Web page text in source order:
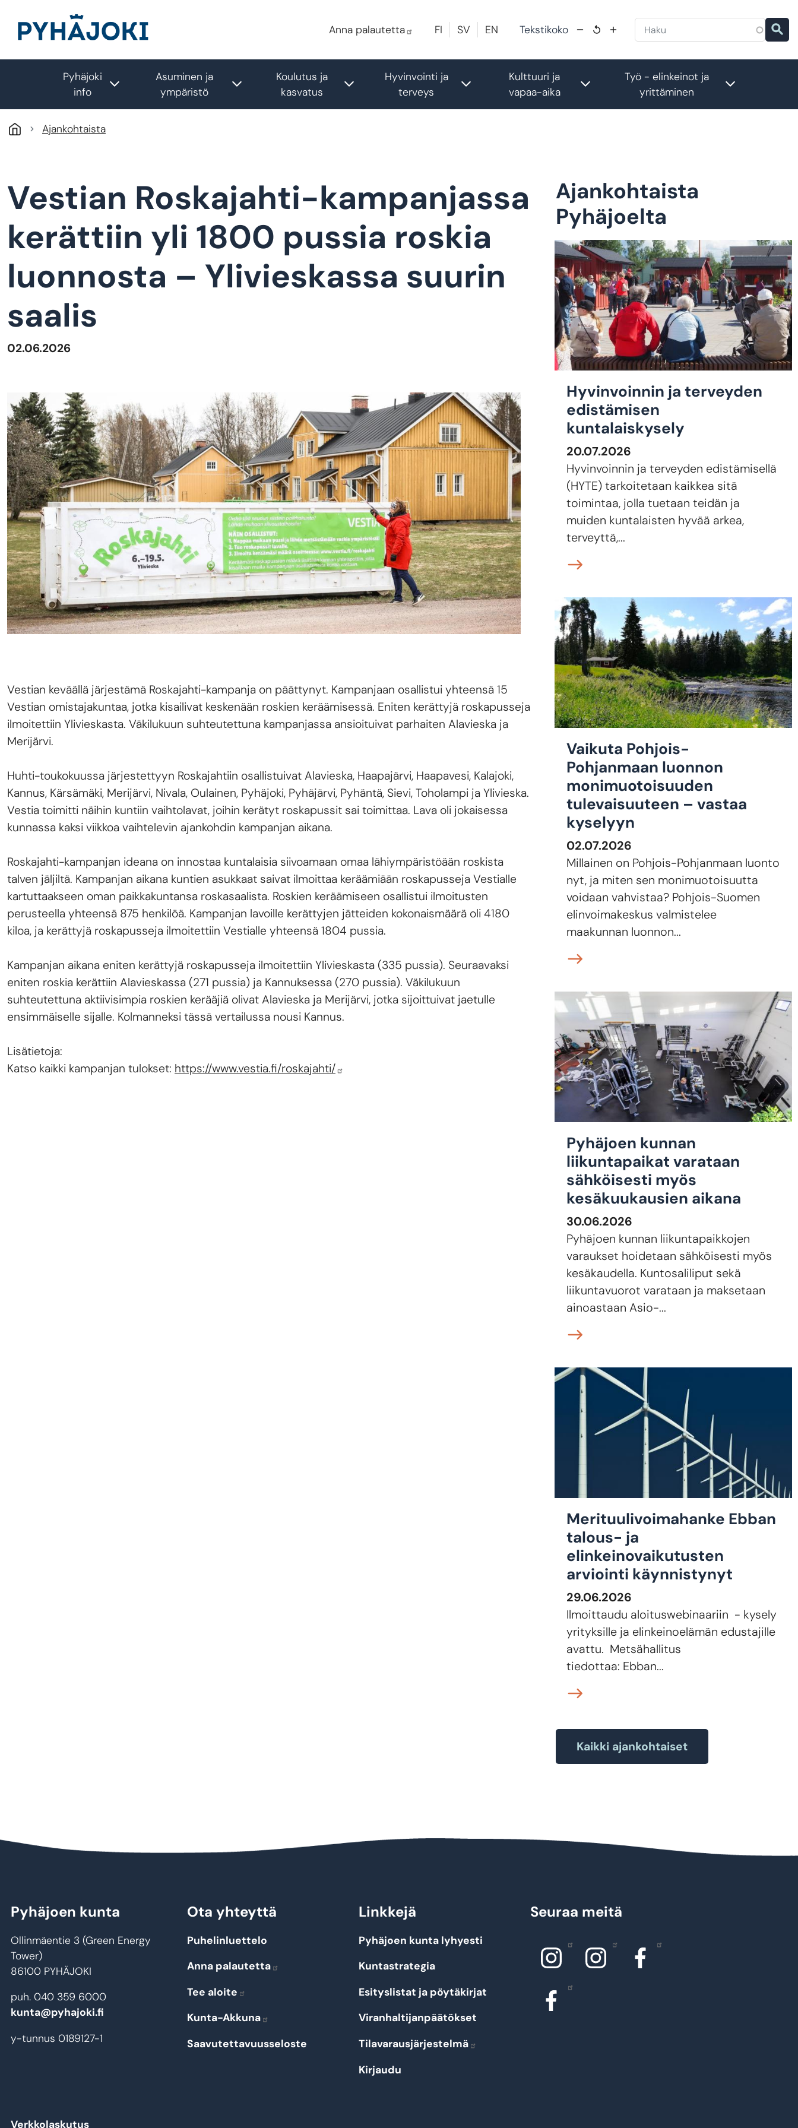
Anna palautetta
FI SV EN Tekstikoko
Pyhäjoki
info
Toggle submenu
Asuminen ja
ympäristö
Toggle submenu
Koulutus ja
kasvatus
Toggle submenu
Hyvinvointi ja
terveys
Toggle submenu
Kulttuuri ja
vapaa-aika
Toggle submenu
Työ - elinkeinot ja
yrittäminen
Ajankohtaista
Vestian Roskajahti-kampanjassa
kerättiin yli 1800 pussia roskia
luonnosta – Ylivieskassa suurin
saalis
02.06.2026
Vestian keväällä järjestämä Roskajahti-kampanja on päättynyt. Kampanjaan osallistui yhteensä 15
Vestian omistajakuntaa, jotka kisailivat keskenään roskien keräämisessä. Eniten kerättyjä roskapusseja
ilmoitettiin Ylivieskasta. Väkilukuun suhteutettuna kampanjassa ansioituivat parhaiten Alavieska ja
Merijärvi.
Huhti-toukokuussa järjestettyyn Roskajahtiin osallistuivat Alavieska, Haapajärvi, Haapavesi, Kalajoki,
Kannus, Kärsämäki, Merijärvi, Nivala, Oulainen, Pyhäjoki, Pyhäjärvi, Pyhäntä, Sievi, Toholampi ja Ylivieska.
Vestia toimitti näihin kuntiin vaihtolavat, joihin kerätyt roskapussit sai toimittaa. Lava oli jokaisessa
kunnassa kaksi viikkoa vaihtelevin ajankohdin kampanjan aikana.
Roskajahti-kampanjan ideana on innostaa kuntalaisia siivoamaan omaa lähiympäristöään roskista
talven jäljiltä. Kampanjan aikana kuntien asukkaat saivat ilmoittaa keräämiään roskapusseja Vestialle
kartuttaakseen oman paikkakuntansa roskasaalista. Roskien keräämiseen osallistui ilmoitusten
perusteella yhteensä 875 henkilöä. Kampanjan lavoille kerättyjen jätteiden kokonaismäärä oli 4180
kiloa, ja kerättyjä roskapusseja ilmoitettiin Vestialle yhteensä 1804 pussia.
Kampanjan aikana eniten kerättyjä roskapusseja ilmoitettiin Ylivieskasta (335 pussia). Seuraavaksi
eniten roskia kerättiin Alavieskassa (271 pussia) ja Kannuksessa (270 pussia). Väkilukuun
suhteutettuna aktiivisimpia roskien kerääjiä olivat Alavieska ja Merijärvi, jotka sijoittuivat jaetulle
ensimmäiselle sijalle. Kolmanneksi tässä vertailussa nousi Kannus.
Lisätietoja:
Katso kaikki kampanjan tulokset: https://www.vestia.fi/roskajahti/
Ajankohtaista
Pyhäjoelta
Hyvinvoinnin ja terveyden
edistämisen
kuntalaiskysely
20.07.2026
Hyvinvoinnin ja terveyden edistämisellä
(HYTE) tarkoitetaan kaikkea sitä
toimintaa, jolla tuetaan teidän ja
muiden kuntalaisten hyvää arkea,
terveyttä,...
Vaikuta Pohjois-
Pohjanmaan luonnon
monimuotoisuuden
tulevaisuuteen – vastaa
kyselyyn
02.07.2026
Millainen on Pohjois-Pohjanmaan luonto
nyt, ja miten sen monimuotoisuutta
voidaan vahvistaa? Pohjois-Suomen
elinvoimakeskus valmistelee
maakunnan luonnon...
Pyhäjoen kunnan
liikuntapaikat varataan
sähköisesti myös
kesäkuukausien aikana
30.06.2026
Pyhäjoen kunnan liikuntapaikkojen
varaukset hoidetaan sähköisesti myös
kesäkaudella. Kuntosaliliput sekä
liikuntavuorot varataan ja maksetaan
ainoastaan Asio-...
Merituulivoimahanke Ebban
talous- ja
elinkeinovaikutusten
arviointi käynnistynyt
29.06.2026
Ilmoittaudu aloituswebinaariin - kysely
yrityksille ja elinkeinoelämän edustajille
avattu. Metsähallitus
tiedottaa: Ebban...
Kaikki ajankohtaiset
Pyhäjoen kunta
Ollinmäentie 3 (Green Energy
Tower)
86100 PYHÄJOKI
puh. 040 359 6000
kunta@pyhajoki.fi
y-tunnus 0189127-1
Verkkolaskutus
Ota yhteyttä
Puhelinluettelo
Anna palautetta
Tee aloite
Kunta-Akkuna
Saavutettavuusseloste
Linkkejä
Pyhäjoen kunta lyhyesti
Kuntastrategia
Esityslistat ja pöytäkirjat
Viranhaltijanpäätökset
Tilavarausjärjestelmä
Kirjaudu
Seuraa meitä